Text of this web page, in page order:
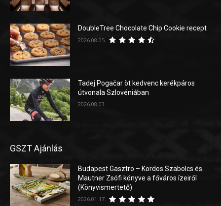
DoubleTree Chocolate Chip Cookie recept
2026.08.05.
Tadej Pogačar öt kedvenc kerékpáros
útvonala Szlovéniában
2026.08.03.
GSZT Ajánlás
Budapest Gasztro – Kordos Szabolcs és
Mautner Zsófi könyve a főváros ízeiről
(Könyvismertető)
2026.01.17.